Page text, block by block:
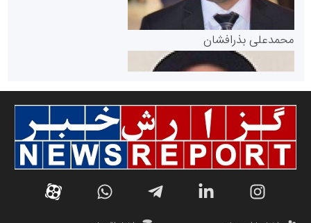
پایگاه خبری گفتمان یزد
سازمان صنعت،معدن و تجارت
محمدعلی بذرافشان